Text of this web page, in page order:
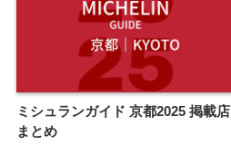
ミシュランガイド 京都2025 掲載店
まとめ